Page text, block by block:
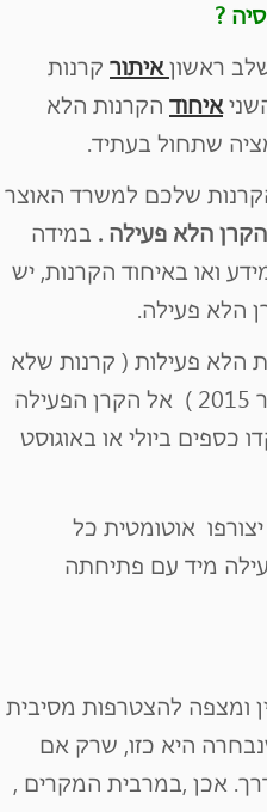
?
ראשון איתור קרנות
איחוד הקרנות הלא
שתחול בעתיד.
שלכם למשרד האוצר
הלא פעילה . במידה
ואו באיחוד הקרנות, יש
הלא פעילות ( קרנות שלא
הופקדו בהן כספים מספטמבר 2015 ) אל הקרן הפעילה
כספים ביולי או באוגוסט
אוטומטית כל
מיד עם פתיחתה
ומצפה להצטרפות מסיבית
היא כזו, שרק אם
אכן ,במרבית המקרים ,